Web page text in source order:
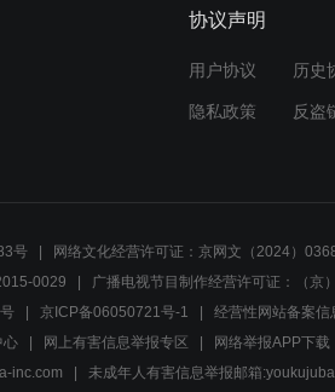
协议声明
用户协议 历史
隐私政策 反盗
号 网络文化经营许可证：京网文（2024）
0029
广播电视节目制作经营许可证：（京
京ICP备06050721号-1 经营性网站备案信
心 网上有害信息举报专区 网络举报APP下载
inc.com
未成年人有害信息举报邮箱